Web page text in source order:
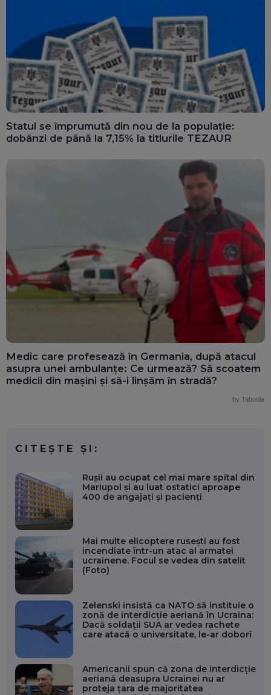
Statul se împrumută din nou de la populație:
dobânzi de până la 7,15% la titlurile TEZAUR
Medic care profesează în Germania, după atacul
asupra unei ambulanțe: Ce urmează? Să scoatem
medicii din mașini și să-i linșăm în stradă?
by Taboola
CITEȘTE ȘI:
Ruşii au ocupat cel mai mare spital din
Mariupol şi au luat ostatici aproape
400 de angajaţi şi pacienţi
Mai multe elicoptere ruseşti au fost
incendiate într-un atac al armatei
ucrainene. Focul se vedea din satelit
(Foto)
Zelenski insistă ca NATO să instituie o
zonă de interdicție aeriană în Ucraina:
Dacă soldații SUA ar vedea rachete
care atacă o universitate, le-ar doborî
Americanii spun că zona de interdicţie
aeriană deasupra Ucrainei nu ar
proteja ţara de majoritatea